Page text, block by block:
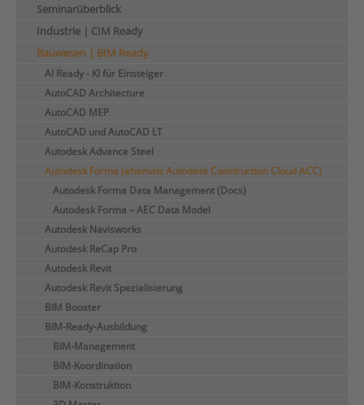
Seminarüberblick
Industrie | CIM Ready
Bauwesen | BIM Ready
AI Ready - KI für Einsteiger
AutoCAD Architecture
AutoCAD MEP
AutoCAD und AutoCAD LT
Autodesk Advance Steel
Autodesk Forma (ehemals Autodesk Construction Cloud ACC)
Autodesk Forma Data Management (Docs)
Autodesk Forma – AEC Data Model
Autodesk Navisworks
Autodesk ReCap Pro
Autodesk Revit
Autodesk Revit Spezialisierung
BIM Booster
BIM-Ready-Ausbildung
BIM-Management
BIM-Koordination
BIM-Konstruktion